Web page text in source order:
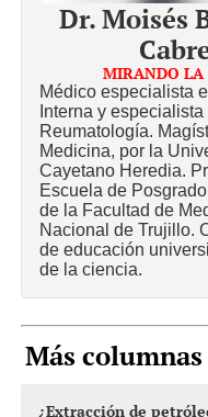
Dr. Moisés
MIRANDO LA
Médico especialista
Interna y especialista
Reumatología.
Medicina, por la
Cayetano Heredia.
Escuela de
de la Facultad de
Nacional de Trujillo.
de educación
de la ciencia.
Más columnas
¿Extracción de